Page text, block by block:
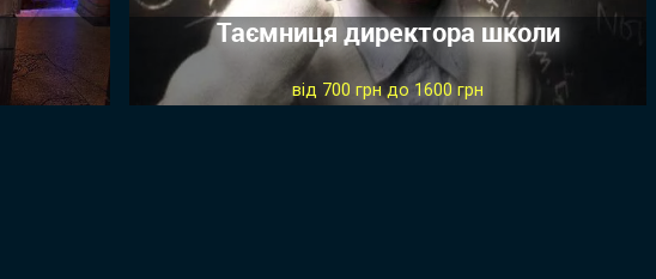
Таємниця директора школи
від 700 грн до 1600 грн